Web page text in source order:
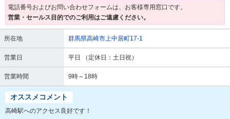
電話番号およびお問い合わせフォームは、お客様専用窓口です。
営業・セールス目的でのご利用はご遠慮ください。
所在地 群馬県高崎市上中居町17-1
営業日 平日 （定休日：土日祝）
営業時間 9時～18時
オススメコメント
高崎駅へのアクセス良好です！